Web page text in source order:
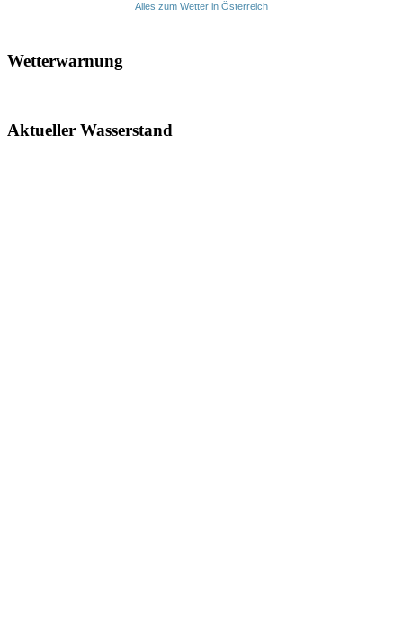
Alles zum Wetter in Österreich
Wetterwarnung
Aktueller Wasserstand